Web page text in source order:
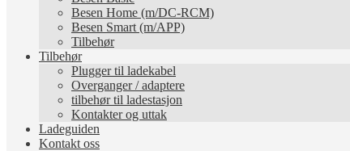
Besen Home (m/DC-RCM)
Besen Smart (m/APP)
Tilbehør
Tilbehør
Plugger til ladekabel
Overganger / adaptere
tilbehør til ladestasjon
Kontakter og uttak
Ladeguiden
Kontakt oss